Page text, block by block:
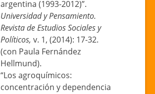
argentina (1993-2012)”.
Universidad y Pensamiento.
Revista de Estudios Sociales y
Políticos, v. 1, (2014): 17-32.
(con Paula Fernández
Hellmund).
“Los agroquímicos:
concentración y dependencia